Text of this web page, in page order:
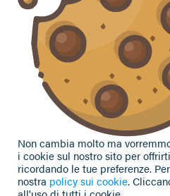
Seguici sui social
Non cambia molto ma
i cookie sul nostro sito per
ricordando le tue preferenze.
nostra policy sui cookie.